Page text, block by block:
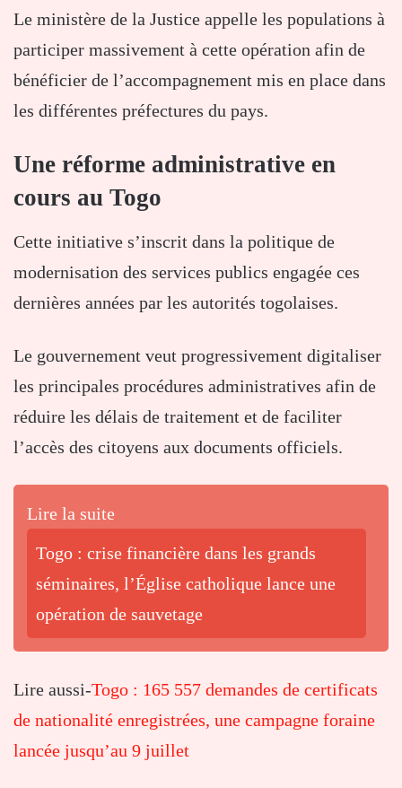
Le ministère de la Justice appelle les populations à
participer massivement à cette opération afin de
bénéficier de l’accompagnement mis en place dans
les différentes préfectures du pays.
Une réforme administrative en
cours au Togo
Cette initiative s’inscrit dans la politique de
modernisation des services publics engagée ces
dernières années par les autorités togolaises.
Le gouvernement veut progressivement digitaliser
les principales procédures administratives afin de
réduire les délais de traitement et de faciliter
l’accès des citoyens aux documents officiels.
Lire la suite
Togo : crise financière dans les grands
séminaires, l’Église catholique lance une
opération de sauvetage
Lire aussi-Togo : 165 557 demandes de certificats
de nationalité enregistrées, une campagne foraine
lancée jusqu’au 9 juillet